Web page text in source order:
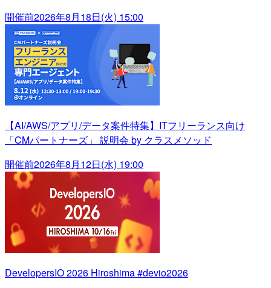
開催前2026年8月18日(火) 15:00
【AI/AWS/アプリ/データ案件特集】ITフリーランス向け
「CMパートナーズ」 説明会 by クラスメソッド
開催前2026年8月12日(水) 19:00
DevelopersIO 2026 Hiroshima #devio2026